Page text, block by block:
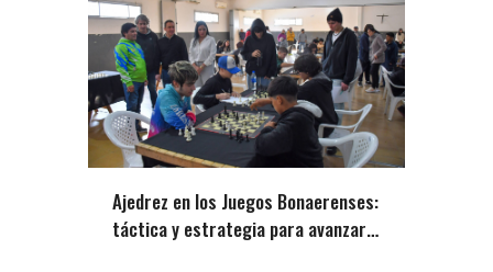
Ajedrez en los Juegos Bonaerenses:
táctica y estrategia para avanzar a